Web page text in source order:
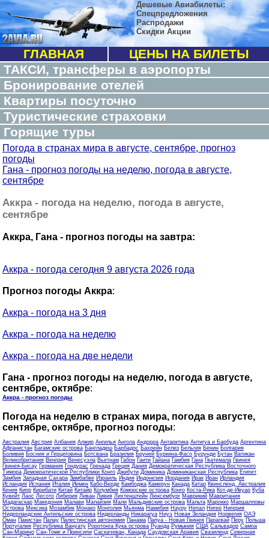
Дешевые Авиабилеты:
Спецпредложения
Распродажи
Скидки Акции
ГЛАВНАЯ
ЦЕНЫ НА БИЛЕТЫ
ТАКСИ, трансферы в аэропорты
Бронирование отелей
Квартиры посуточно
Туристические страховки
Горящие туры
Погода в странах мира в августе, сентябре, прогноз
погоды
Гана - прогноз погоды на неделю, погода в августе,
сентябре
Аккра - погода на неделю, погода в августе,
сентябре
Аккра, Гана - прогноз погоды на завтра:
Аккра - погода сегодня 9 августа 2026 года
Прогноз погоды Аккра:
Аккра - погода на 3 дня
Аккра - погода на неделю
Аккра - погода на две недели
Гана - прогноз погоды на неделю, погода в августе,
сентябре, октябре:
Аккра - прогноз погоды
Погода на неделю в странах мира, погода в августе,
сентябре, октябре, прогноз погоды:
Австралия Австрия Албания Алжир Ангилья Ангола Андорра Антарктика Антигуа и Барбуда Аргентина
Афганистан Багамские острова Бангладеш Барбадос Бахрейн Белиз Бельгия Бенин Болгария
Боливия Босния и Герцеговина Ботсвана Бразилия Бруней Буркина-Фасо Бурунди Бутан Ватикан
Великобритания Венгрия Венесуэла Вьетнам Габон Гаити Гайана Гамбия Гана Гватемала Гвинея
Гвинея-Бисау Германия Гондурас Гренада Греция Дания Демократическая Республика Восточного
Тимора Демократической Республики Конго Джибути Доминика Доминиканская Республика Египет
Замбия Западная Сахара Зимбабве Израиль Индия Индонезия Иордания Ирак Иран Ирландия
Исландия Испания Италия Йемен Кабо-Верде Камбоджа Камерун Канада Катар Квинсленд, Австралия
Кения Кипр Кирибати Китай Китайр Колумбия Коморские острова Конго Коста-Рика Кот-де-Ивуар Куба
Кувейт Лаос Лесото Либерия Ливан Ливия Лихтенштейн Люксембург Маврикий Мавритания
Мадагаскар Македония Малави Малайзия Мали Мальдивские острова Мальта Марокко Маршалловы
Острова Мексика Мозамбик Монако Монголия Мьянма Намибия Науру Непал Нигер Нигерия
Нидерландские Антильские острова Нидерланды Никарагуа Ниуэ Новая Зеландия Норвегия ОАЭ
Оман Пакистан Палау Палестинская автономия Панама Папуа - Новая Гвинея Парагвай Перу Польша
Португалия Республика Вануату Роротонга Кука острова Руанда Румыния США Сальвадор Самоа
Сан-Марино Сан-Томе и Принсипи Саскачеван, Канада Саудовская Аравия Свазиленд Северная